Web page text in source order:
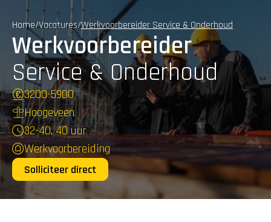
Home/Vacatures/Werkvoorbereider Service & Onderhoud
Werkvoorbereider
Service & Onderhoud
3200-5900
Hoogeveen
32-40, 40 uur
Werkvoorbereiding
Solliciteer direct